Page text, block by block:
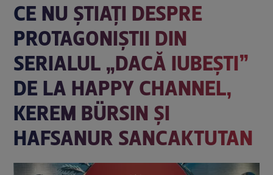
CE NU ȘTIAȚI DESPRE
PROTAGONIȘTII DIN
SERIALUL „DACĂ IUBEȘTI”
DE LA HAPPY CHANNEL,
KEREM BÜRSIN ȘI
HAFSANUR SANCAKTUTAN